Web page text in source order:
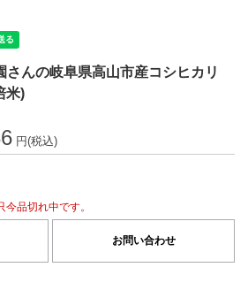
さんの岐阜県高山市産コシヒカリ
米)
円(税込)
品切れ中です。
お問い合わせ